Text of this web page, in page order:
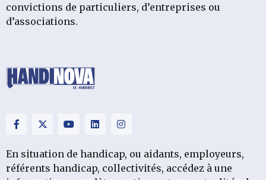
convictions de particuliers, d’entreprises ou
d’associations.
En situation de handicap, ou aidants, employeurs,
référents handicap, collectivités, accédez à une